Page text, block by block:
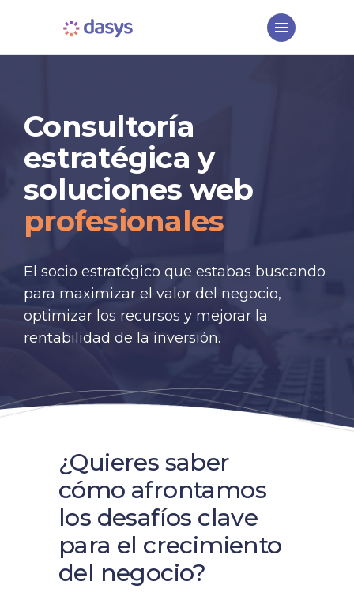
Consultoría
estratégica y
soluciones web
profesionales
El socio estratégico que estabas buscando
para maximizar el valor del negocio,
optimizar los recursos y mejorar la
rentabilidad de la inversión.
¿Quieres saber
cómo afrontamos
los desafíos clave
para el crecimiento
del negocio?